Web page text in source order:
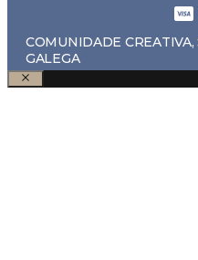
COMUNIDADE
GALEGA
Pechar